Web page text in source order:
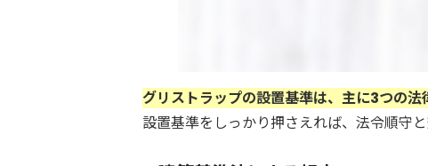
グリストラップの設置基準は、主に3つの
設置基準をしっかり押さえれば、法令順守